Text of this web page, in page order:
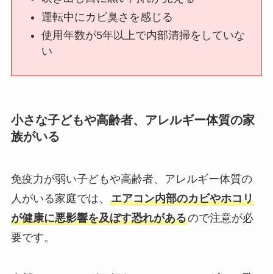
運転中にカビ臭さを感じる
使用年数が5年以上で内部清掃をしていな
い
小さな子どもや高齢者、アレルギー体質の家
族がいる
免疫力が弱い子どもや高齢者、アレルギー体質の
人がいる家庭では、 エアコン内部のカビやホコリ
が健康に悪影響を及ぼす恐れがあるので注意が必
要です。